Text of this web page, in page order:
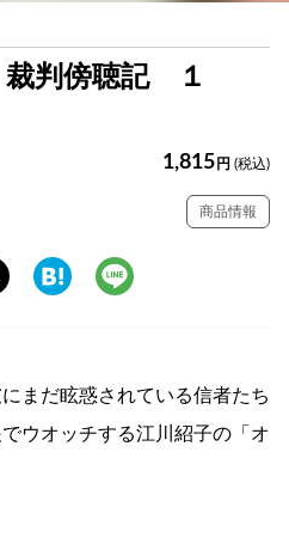
裁判傍聴記 １
1,815 円 (税込)
商品情報
まだ眩惑されている信者たち
ウオッチする江川紹子の「オ